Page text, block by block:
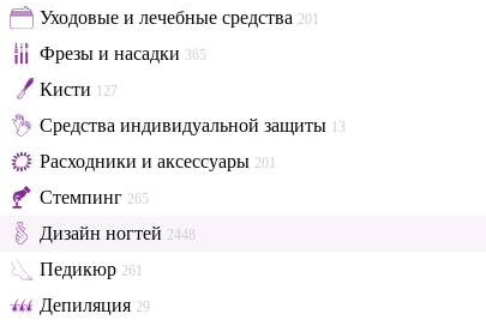
Уходовые и лечебные средства 201
Фрезы и насадки 365
Кисти 127
Средства индивидуальной защиты 13
Расходники и аксессуары 201
Стемпинг 265
Дизайн ногтей 2448
Педикюр 261
Депиляция 29